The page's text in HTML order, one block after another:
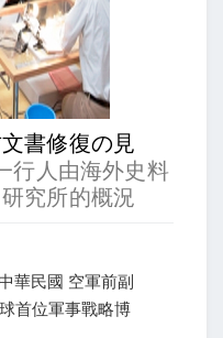
書修復の見
行人由海外史料
究所的概況
華民國 空軍前副
首位軍事戰略博